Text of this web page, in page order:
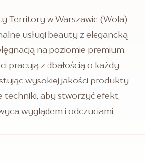
Territory w Warszawie (Wola)
usługi beauty z elegancką
na poziomie premium.
pracują z dbałością o każdy
wysokiej jakości produkty
techniki, aby stworzyć efekt,
wyglądem i odczuciami.